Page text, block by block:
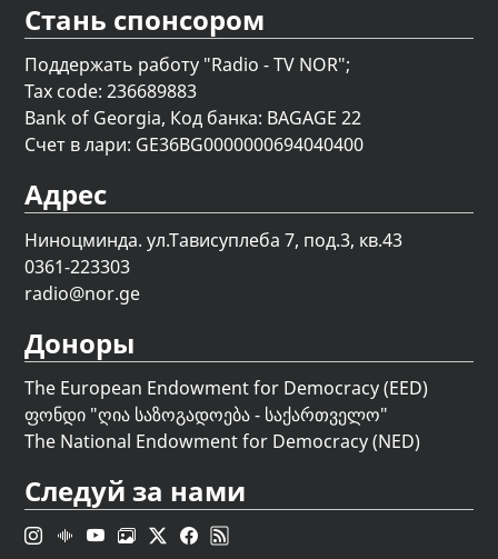
Стань спонсором
Поддержать работу "Radio - TV NOR";
Tax code: 236689883
Bank of Georgia, Код банка: BAGAGE 22
Счет в лари: GE36BG0000000694040400
Адрес
Ниноцминда. ул.Тависуплеба 7, под.3, кв.43
0361-223303
radio@nor.ge
Доноры
The European Endowment for Democracy (EED)
ფონდი "ღია საზოგადოება - საქართველო"
The National Endowment for Democracy (NED)
Следуй за нами